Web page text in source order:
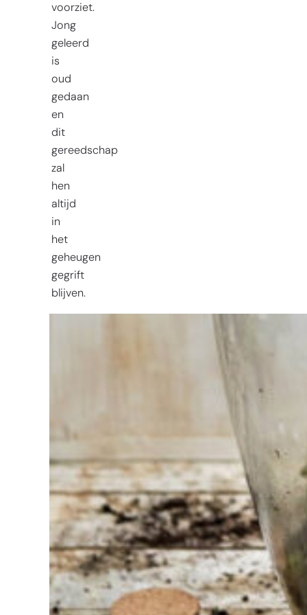
voorziet.
Jong
geleerd
is
oud
gedaan
en
dit
gereedschap
zal
hen
altijd
in
het
geheugen
gegrift
blijven.
Bij Sneeboer
staan we altijd
klaar om een
Schroom je
niet om even
te bellen of een